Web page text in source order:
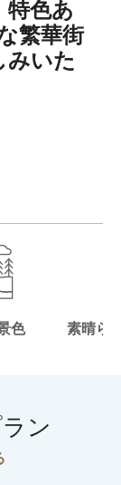
特色あ
繁華街
みいた
色
素晴ら
ン